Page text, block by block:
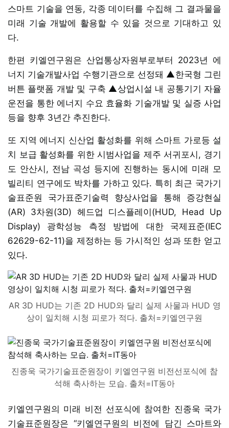
스마트 기술을 연동, 각종 데이터를 수집해 그 결과물을
미래 기술 개발에 활용할 수 있을 것으로 기대하고 있
다.
한편 키엘연구원은 산업통상자원부로부터 2023년 에
너지 기술개발사업 수행기관으로 선정돼 ▲한국형 그린
버튼 플랫폼 개발 및 구축 ▲상업시설 내 공통기기 자율
운전을 통한 에너지 수요 효율화 기술개발 및 실증 사업
등을 향후 3년간 추진한다.
또 지역 에너지 신산업 활성화를 위해 스마트 가로등 설
치 보급 활성화를 위한 시범사업을 제주 서귀포시, 경기
도 안산시, 전남 곡성 등지에 진행하는 동시에 미래 모
빌리티 연구에도 박차를 가하고 있다. 특히 최근 국가기
술표준원 국가표준기술력 향상사업을 통해 증강현실
(AR) 3차원(3D) 헤드업 디스플레이(HUD, Head Up
Display) 광학성능 측정 방법에 대한 국제표준(IEC
62629-62-11)을 제정하는 등 가시적인 성과 또한 얻고
있다.
AR 3D HUD는 기존 2D HUD와 달리 실제 사물과 HUD 영
상이 일치해 시청 피로가 적다. 출처=키엘연구원
진종욱 국가기술표준원장이 키엘연구원 비전선포식에 참
석해 축사하는 모습. 출처=IT동아
키엘연구원의 미래 비전 선포식에 참여한 진종욱 국가
기술표준원장은 “키엘연구원의 비전에 담긴 스마트와